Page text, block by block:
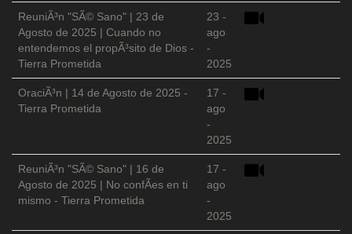
ReuniÃ³n "SÃ© Sano" | 23 de
Agosto de 2025 | Cuando no
entendemos el propÃ³sito de Dios -
Tierra Prometida
23 -
ago
-
2025
OraciÃ³n | 14 de Agosto de 2025 -
Tierra Prometida
17 -
ago
-
2025
ReuniÃ³n "SÃ© Sano" | 16 de
Agosto de 2025 | No confÃ­es en ti
mismo - Tierra Prometida
17 -
ago
-
2025